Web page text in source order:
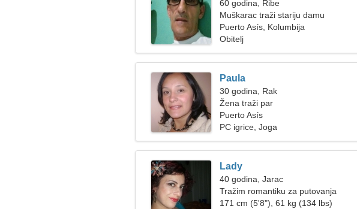
60 godina, Ribe
Muškarac traži stariju damu
Puerto Asís, Kolumbija
Obitelj
Paula
30 godina, Rak
Žena traži par
Puerto Asís
PC igrice, Joga
Lady
40 godina, Jarac
Tražim romantiku za putovanja
171 cm (5'8"), 61 kg (134 lbs)